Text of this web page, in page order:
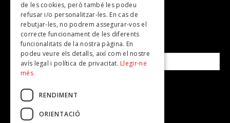
SUBSCRIU-TE A LA NOSTRA NEWSLETTER!
Correu electrònic*
Accepto lapolítica de privacitat
de les cookies, però també les podeu
refusar i/o personalitzar-les. En cas de
rebutjar-les, no podrem assegurar-vos el
correcte funcionament de les diferents
funcionalitats de la nostra pàgina. En
podeu veure els detalls, així com el nostre
avís legal i política de privacitat. Llegir-ne
més
RENDIMENT
ORIENTACIÓ